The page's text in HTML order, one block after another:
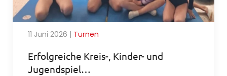
11 Juni 2026 | Turnen
Erfolgreiche Kreis-, Kinder- und
Jugendspiel…